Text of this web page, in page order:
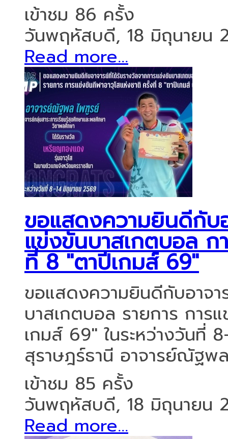
เข้าชม 86 ครั้ง
วันพฤหัสบดี, 18 มิถุนายน
Read more...
ขอแสดงความยินดีกับ
แข่งขันบาสเกตบอล ก
ที่ 8 "ตาปีเกมส์ 69"
ขอแสดงความยินดีกับอาจา
บาสเกตบอล รายการ การ
เกมส์ 69" ในระหว่างวัน
สุราษฎร์ธานี อาจารย์ณัฐพ
เข้าชม 85 ครั้ง
วันพฤหัสบดี, 18 มิถุนายน
Read more...